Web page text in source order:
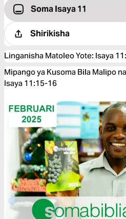
Soma Isaya 11
Shirikisha
Linganisha Matoleo Yote: Isaya
Mipango ya Kusoma Bila Malipo
Isaya 11:15-16